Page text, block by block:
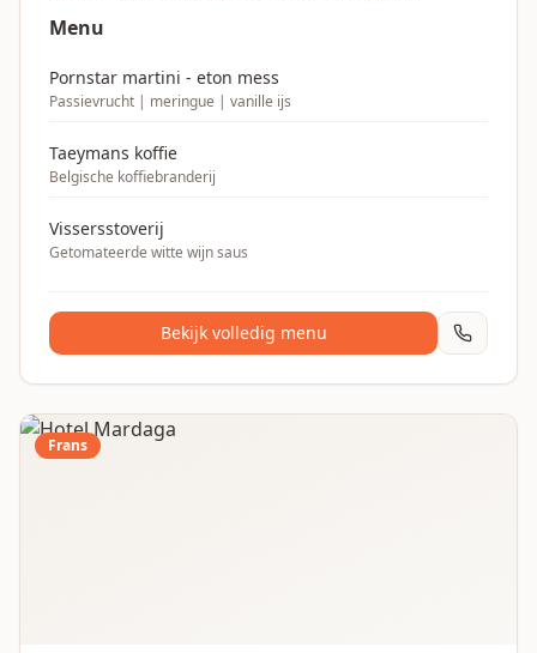
Menu
Pornstar martini - eton mess
Passievrucht | meringue | vanille ijs
Taeymans koffie
Belgische koffiebranderij
Vissersstoverij
Getomateerde witte wijn saus
Bekijk volledig menu
Frans